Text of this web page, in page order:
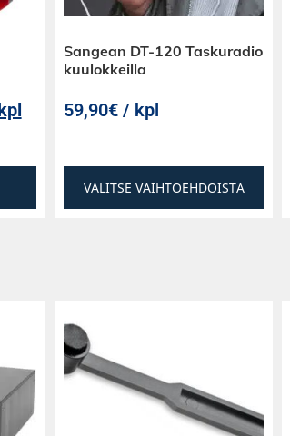
Sangean DT-120 Taskuradio
kuulokkeilla
59,90€ / kpl
VALITSE VAIHTOEHDOISTA